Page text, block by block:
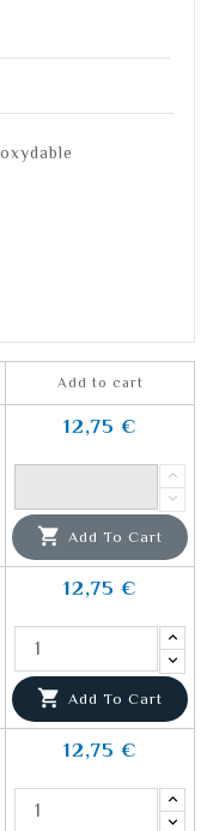
Add to cart
12,75 €
 Add To Cart
12,75 €
 Add To Cart
12,75 €